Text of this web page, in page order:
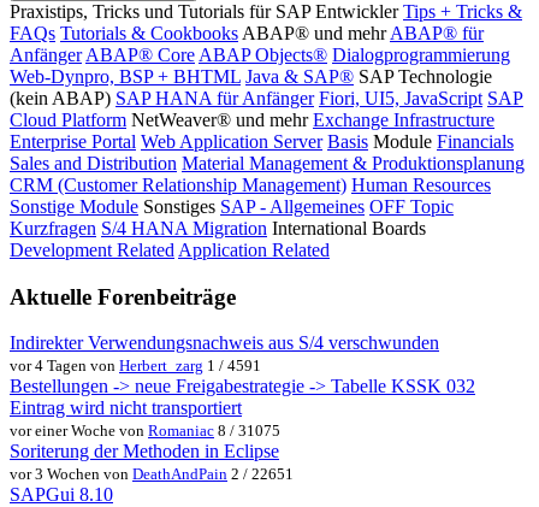
Praxistips, Tricks und Tutorials für SAP Entwickler Tips + Tricks &
FAQs Tutorials & Cookbooks ABAP® und mehr ABAP® für
Anfänger ABAP® Core ABAP Objects® Dialogprogrammierung
Web-Dynpro, BSP + BHTML Java & SAP® SAP Technologie
(kein ABAP) SAP HANA für Anfänger Fiori, UI5, JavaScript SAP
Cloud Platform NetWeaver® und mehr Exchange Infrastructure
Enterprise Portal Web Application Server Basis Module Financials
Sales and Distribution Material Management & Produktionsplanung
CRM (Customer Relationship Management) Human Resources
Sonstige Module Sonstiges SAP - Allgemeines OFF Topic
Kurzfragen S/4 HANA Migration International Boards
Development Related Application Related
Aktuelle Forenbeiträge
Indirekter Verwendungsnachweis aus S/4 verschwunden
vor 4 Tagen von Herbert_zarg 1 / 4591
Bestellungen -> neue Freigabestrategie -> Tabelle KSSK 032
Eintrag wird nicht transportiert
vor einer Woche von Romaniac 8 / 31075
Soriterung der Methoden in Eclipse
vor 3 Wochen von DeathAndPain 2 / 22651
SAPGui 8.10